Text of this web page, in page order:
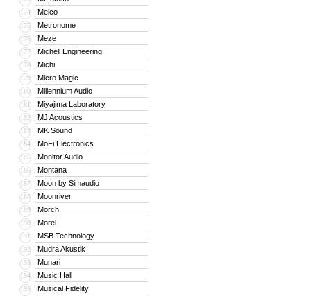
174 Melco
175 Metronome
176 Meze
177 Michell Engineering
178 Michi
179 Micro Magic
180 Millennium Audio
181 Miyajima Laboratory
182 MJ Acoustics
183 MK Sound
184 MoFi Electronics
185 Monitor Audio
186 Montana
187 Moon by Simaudio
188 Moonriver
189 Morch
190 Morel
191 MSB Technology
192 Mudra Akustik
193 Munari
194 Music Hall
195 Musical Fidelity